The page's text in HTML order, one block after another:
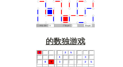
的数独游戏